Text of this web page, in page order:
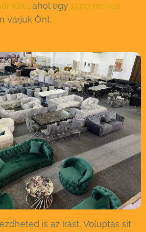
, ahol egy 1500 nm-es
várjuk Önt.
is az írást. Voluptas sit